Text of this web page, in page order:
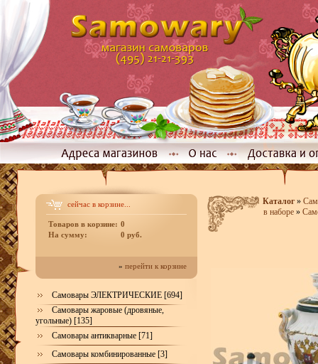
сейчас в корзине...
Товаров в корзине: 0
На сумму:
0 руб.
» перейти к корзине
Самовары ЭЛЕКТРИЧЕСКИЕ [694]
Самовары жаровые (дровяные,
угольные) [135]
Самовары антикварные [71]
Самовары комбинированные [3]
Каталог»
в наборе »